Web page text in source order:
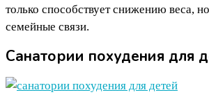
только способствует снижению веса,
семейные связи.
Санатории похудения для